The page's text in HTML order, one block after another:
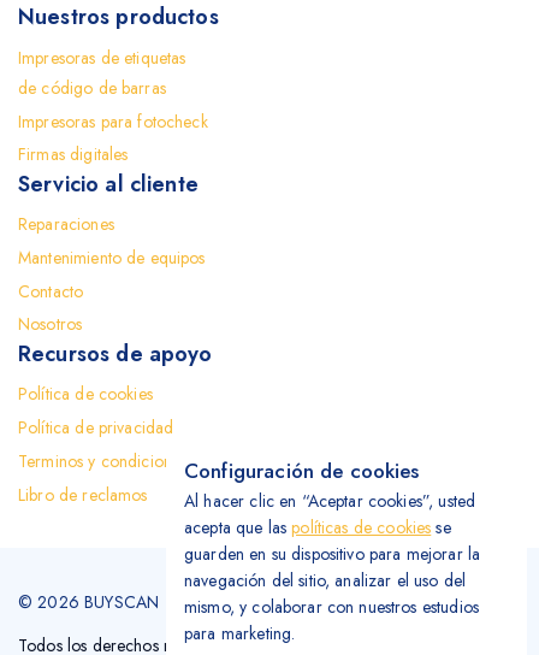
Nuestros productos
Impresoras de etiquetas
de código de barras
Impresoras para fotocheck
Firmas digitales
Servicio al cliente
Reparaciones
Mantenimiento de equipos
Contacto
Nosotros
Recursos de apoyo
Política de cookies
Política de privacidad
Terminos y condiciones
Libro de reclamos
© 2026 BUYSCAN
Todos los derechos reservados
Configuración de cookies
Al hacer clic en “Aceptar cookies”, usted
acepta que laspolíticas de cookies se
guarden en su dispositivo para mejorar la
navegación del sitio, analizar el uso del
mismo, y colaborar con nuestros estudios
para marketing.